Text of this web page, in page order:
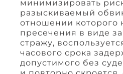
минимизировать
разыскиваемый
отношении которого
пресечения в виде
стражу,
часового срока
допустимого без